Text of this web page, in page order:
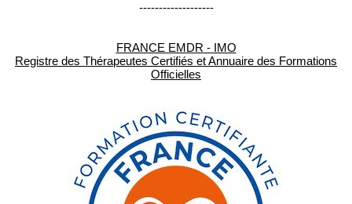
-------------------
FRANCE EMDR - IMO
Registre des Thérapeutes Certifiés et Annuaire des Formations
Officielles